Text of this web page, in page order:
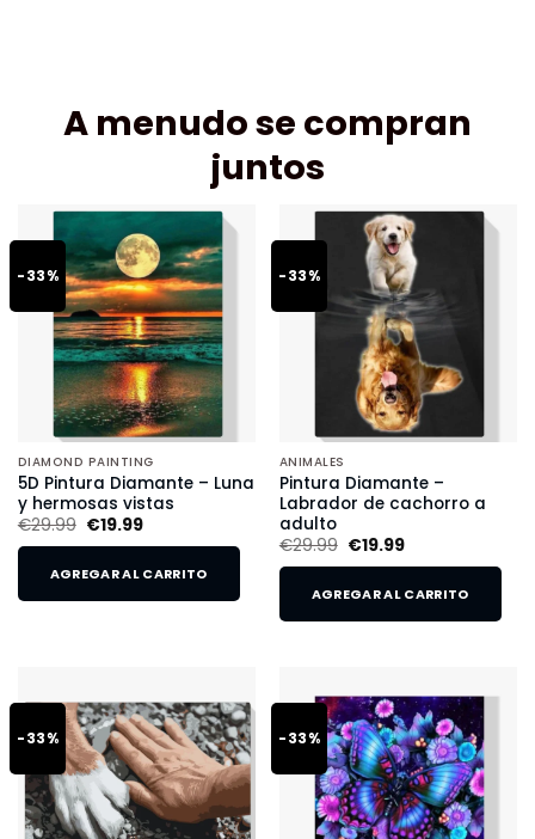
A menudo se compran
juntos
-33%
DIAMOND PAINTING
5D Pintura Diamante – Luna
y hermosas vistas
€29.99 €19.99
AGREGAR AL CARRITO
-33%
ANIMALES
Pintura Diamante –
Labrador de cachorro a
adulto
€29.99 €19.99
AGREGAR AL CARRITO
-33% -33%